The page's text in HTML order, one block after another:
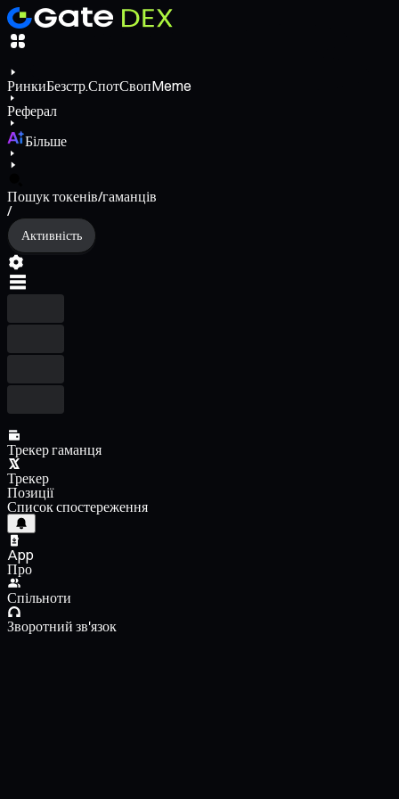
РинкиБезстр.СпотСвопMeme
Реферал
Більше
Пошук токенів/гаманців
/
Активність
Трекер гаманця
Трекер
Позиції
Список спостереження
App
Про
Спільноти
Зворотний зв'язок